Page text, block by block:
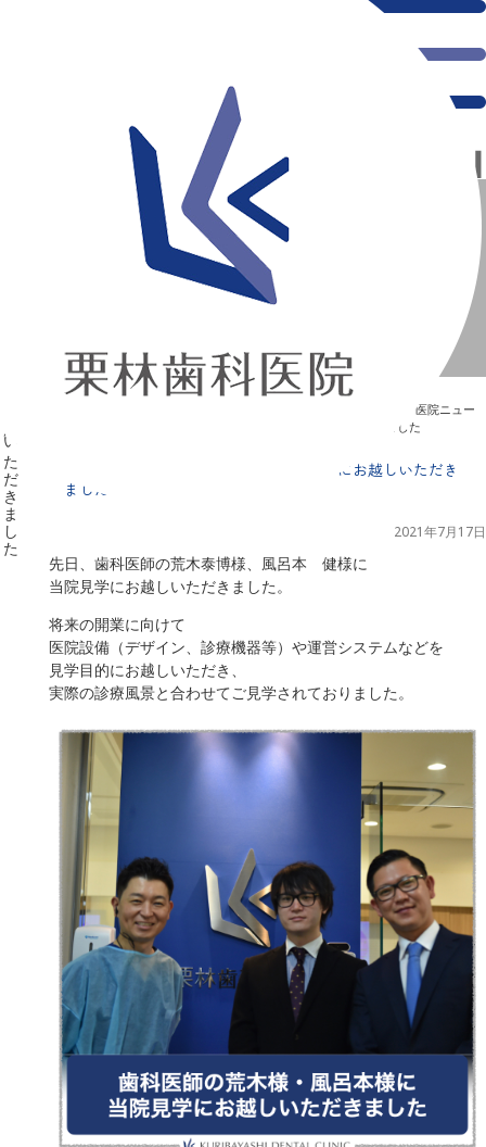
千葉県の新浦安にある歯医者｜歯科医師の荒木様、風呂本様に当院見学にお越しいただきました
歯科医師の荒木様、風呂本様に当院見学にお越しいただき
医院ニュー
歯科医師の荒木様、風呂本様に当院見学にお越しいただきました
歯科医師の荒木様、風呂本様に当院見学にお越しいただき
ました
2021年7月17日
先日、歯科医師の荒木泰博様、風呂本 健様に
当院見学にお越しいただきました。
将来の開業に向けて
医院設備（デザイン、診療機器等）や運営システムなどを
見学目的にお越しいただき、
実際の診療風景と合わせてご見学されておりました。